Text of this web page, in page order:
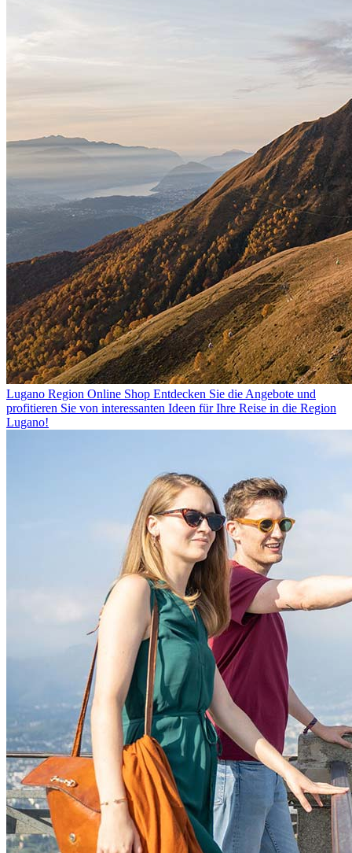
Lugano Region Online Shop Entdecken Sie die Angebote und
profitieren Sie von interessanten Ideen für Ihre Reise in die Region
Lugano!